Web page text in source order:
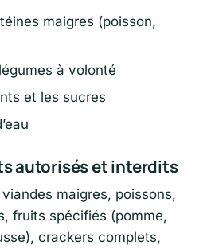
maigres (poisson,
à volonté
et les sucres
autorisés et interdits
viandes maigres, poissons,
fruits spécifiés (pomme,
crackers complets,